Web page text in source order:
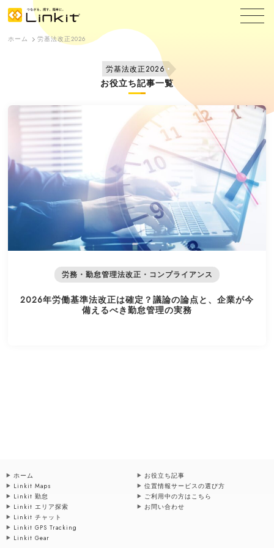
ホーム 労基法改正2026
労基法改正2026
お役立ち記事一覧
労務・勤怠管理法改正・コンプライアンス
2026年労働基準法改正は確定？議論の論点と、企業が今
備えるべき勤怠管理の実務
ホーム
Linkit Maps
Linkit 勤怠
Linkit エリア探索
Linkit チャット
Linkit GPS Tracking
Linkit Gear
お役立ち記事
位置情報サービスの選び方
ご利用中の方はこちら
お問い合わせ